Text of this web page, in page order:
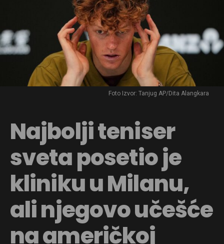
Foto Izvor: Tanjug AP/Dita Alangkara
Najbolji teniser
sveta posetio je
kliniku u Milanu,
ali njegovo učešće
na američkoj